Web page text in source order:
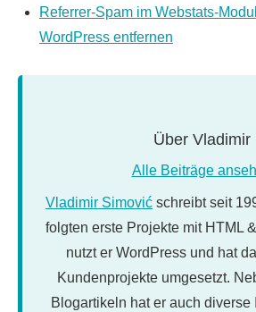
Referrer-Spam im Webstats-
WordPress entfernen
Über Vladimir
Alle Beiträge
Vladimir Simović schreibt seit
folgten erste Projekte mit HTML
nutzt er WordPress und hat
Kundenprojekte umgesetzt.
Blogartikeln hat er auch diverse